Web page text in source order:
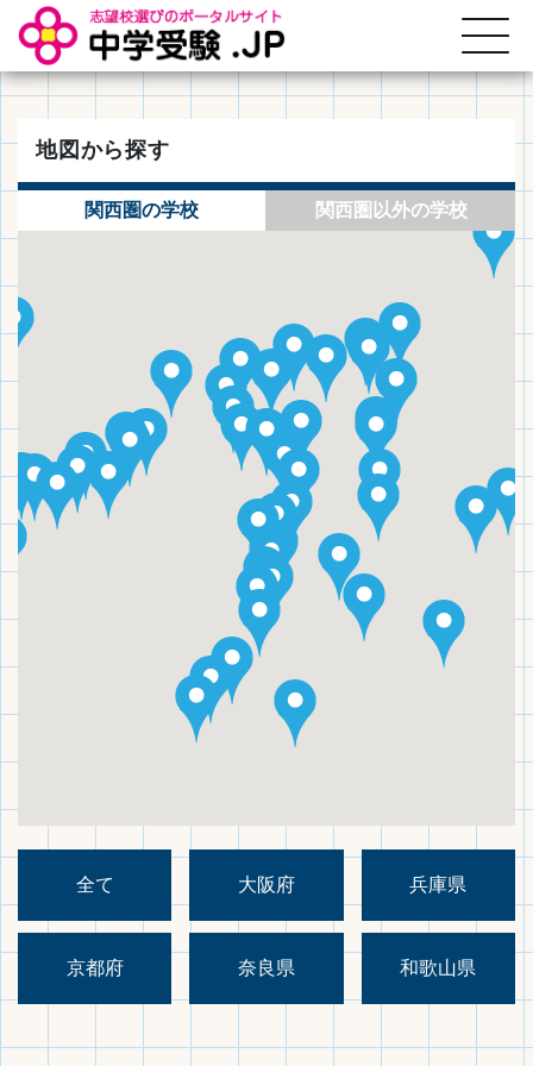
地図から探す
関西圏の学校 関西圏以外の学校
全て 大阪府 兵庫県
京都府 奈良県 和歌山県